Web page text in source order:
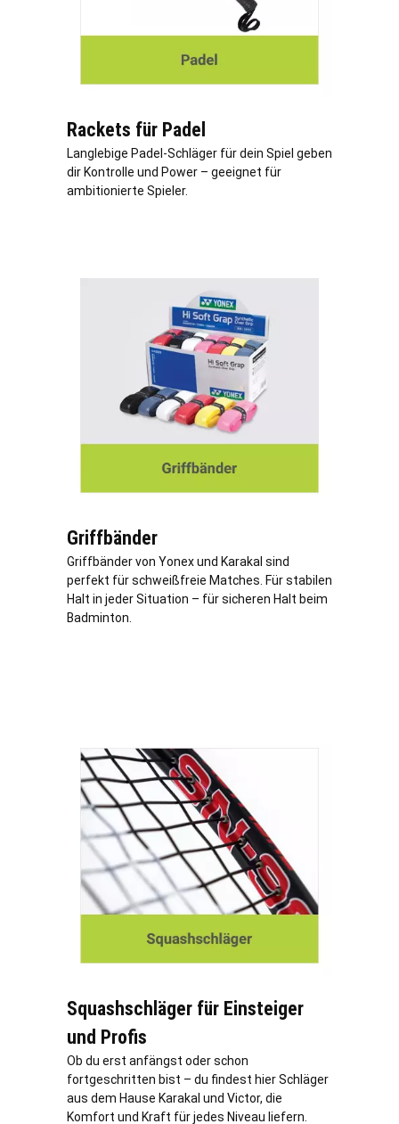
Rackets für Padel
Langlebige Padel-Schläger für dein Spiel geben
dir Kontrolle und Power – geeignet für
ambitionierte Spieler.
Griffbänder
Griffbänder von Yonex und Karakal sind
perfekt für schweißfreie Matches. Für stabilen
Halt in jeder Situation – für sicheren Halt beim
Badminton.
Squashschläger für Einsteiger
und Profis
Ob du erst anfängst oder schon
fortgeschritten bist – du findest hier Schläger
aus dem Hause Karakal und Victor, die
Komfort und Kraft für jedes Niveau liefern.